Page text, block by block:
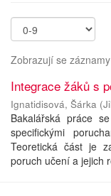
Zobrazují se
Integrace žáků s
Ignatidisová, Šárka (
Bakalářská práce
specifickými
Teoretická část je
poruch učení a jejich